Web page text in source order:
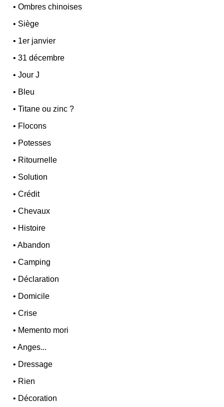
•Ombres chinoises
• Siège
• 1er janvier
•31 décembre
•Jour J
• Bleu
•Titane ou zinc ?
• Flocons
• Potesses
• Ritournelle
• Solution
•Crédit
•Chevaux
• Histoire
•Abandon
•Camping
• Déclaration
• Domicile
•Crise
• Memento mori
•Anges...
• Dressage
• Rien
• Décoration